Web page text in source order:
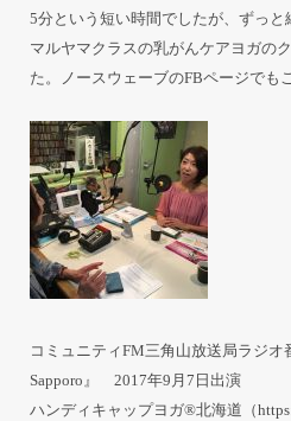
5分という短い時間でしたが、ずっと
マルヤマクラスの乳がんケアヨガの
た。ノースウェーブのFBページでも
コミュニティFM三角山放送局ラジオ
Sapporo』 2017年9月7日出演
ハンディキャップヨガ®北海道（